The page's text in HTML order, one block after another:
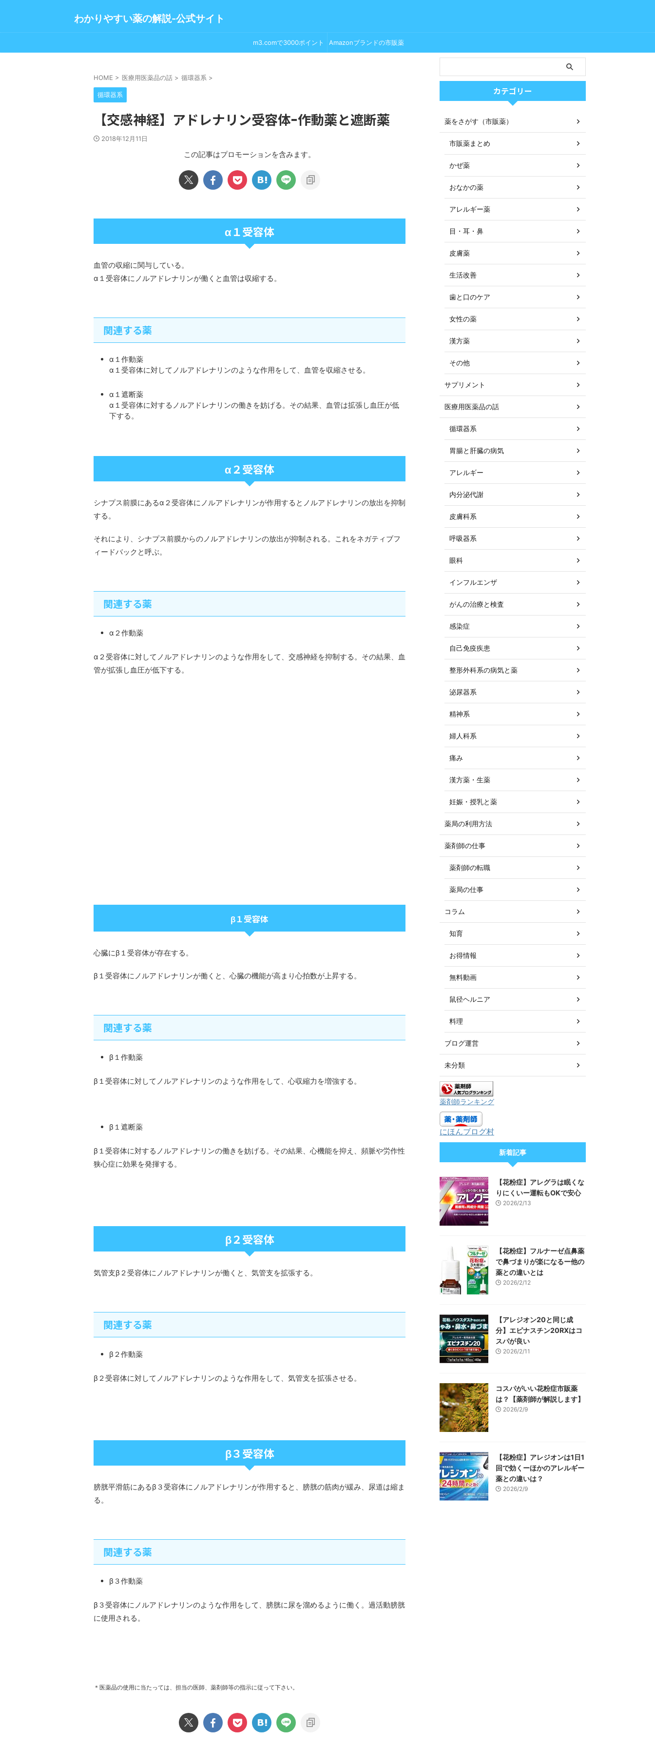
わかりやすい薬の解説-公式サイト
m3.comで3000ポイント Amazonブランドの市販薬
HOME > 医療用医薬品の話 > 循環器系 >
循環器系
【交感神経】アドレナリン受容体ｰ作動薬と遮断薬
2018年12月11日
この記事はプロモーションを含みます。
α１受容体
血管の収縮に関与している。
α１受容体にノルアドレナリンが働くと血管は収縮する。
関連する薬
α１作動薬
α１受容体に対してノルアドレナリンのような作用をして、血管を収縮させる。
α１遮断薬
α１受容体に対するノルアドレナリンの働きを妨げる。その結果、血管は拡張し血圧が低
下する。
α２受容体
シナプス前膜にあるα２受容体にノルアドレナリンが作用するとノルアドレナリンの放出を抑制
する。
それにより、シナプス前膜からのノルアドレナリンの放出が抑制される。これをネガティブフ
ィードバックと呼ぶ。
関連する薬
α２作動薬
α２受容体に対してノルアドレナリンのような作用をして、交感神経を抑制する。その結果、血
管が拡張し血圧が低下する。
β１受容体
心臓にβ１受容体が存在する。
β１受容体にノルアドレナリンが働くと、心臓の機能が高まり心拍数が上昇する。
関連する薬
β１作動薬
β１受容体に対してノルアドレナリンのような作用をして、心収縮力を増強する。
β１遮断薬
β１受容体に対するノルアドレナリンの働きを妨げる。その結果、心機能を抑え、頻脈や労作性
狭心症に効果を発揮する。
β２受容体
気管支β２受容体にノルアドレナリンが働くと、気管支を拡張する。
関連する薬
β２作動薬
β２受容体に対してノルアドレナリンのような作用をして、気管支を拡張させる。
β３受容体
膀胱平滑筋にあるβ３受容体にノルアドレナリンが作用すると、膀胱の筋肉が緩み、尿道は縮ま
る。
関連する薬
β３作動薬
β３受容体にノルアドレナリンのような作用をして、膀胱に尿を溜めるように働く。過活動膀胱
に使用される。
＊医薬品の使用に当たっては、担当の医師、薬剤師等の指示に従って下さい。
カテゴリー
薬をさがす（市販薬）
市販薬まとめ
かぜ薬
おなかの薬
アレルギー薬
目・耳・鼻
皮膚薬
生活改善
歯と口のケア
女性の薬
漢方薬
その他
サプリメント
医療用医薬品の話
循環器系
胃腸と肝臓の病気
アレルギー
内分泌代謝
皮膚科系
呼吸器系
眼科
インフルエンザ
がんの治療と検査
感染症
自己免疫疾患
整形外科系の病気と薬
泌尿器系
精神系
婦人科系
痛み
漢方薬・生薬
妊娠・授乳と薬
薬局の利用方法
薬剤師の仕事
薬剤師の転職
薬局の仕事
コラム
知育
お得情報
無料動画
鼠径ヘルニア
料理
ブログ運営
未分類
薬剤師ランキング
にほんブログ村
新着記事
【花粉症】アレグラは眠くな
りにくいー運転もOKで安心
2026/2/13
【花粉症】フルナーゼ点鼻薬
で鼻づまりが楽になるー他の
薬との違いとは
2026/2/12
【アレジオン20と同じ成
分】エピナスチン20RXはコ
スパが良い
2026/2/11
コスパがいい花粉症市販薬
は？【薬剤師が解説します】
2026/2/9
【花粉症】アレジオンは1日1
回で効くーほかのアレルギー
薬との違いは？
2026/2/9